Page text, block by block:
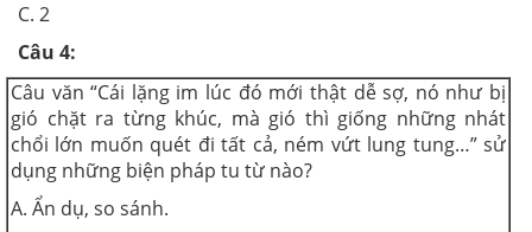
C. 2
Câu 4:
Câu văn “Cái lặng im lúc đó mới thật dễ sợ, nó như bị
gió chặt ra từng khúc, mà gió thì giống những nhát
chổi lớn muốn quét đi tất cả, ném vứt lung tung…” sử
dụng những biện pháp tu từ nào?
A. Ẩn dụ, so sánh.